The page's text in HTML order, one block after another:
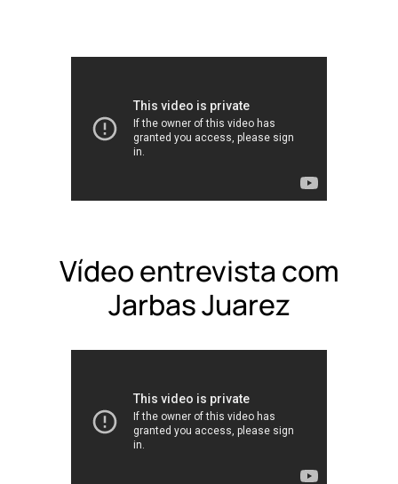
Vídeo entrevista com
Jarbas Juarez